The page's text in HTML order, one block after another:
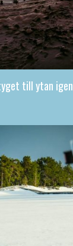
till ytan igen